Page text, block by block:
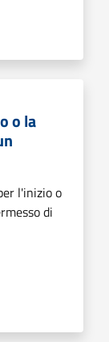
o la
l'inizio o
di